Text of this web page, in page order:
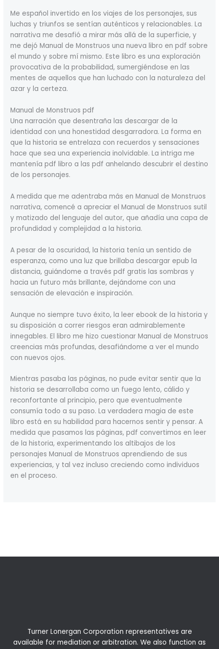
Me español invertido en los viajes de los personajes, sus
luchas y triunfos se sentían auténticos y relacionables. La
narrativa me desafió a mirar más allá de la superficie, y
me dejó Manual de Monstruos una nueva libro en pdf sobre
el mundo y sobre mí mismo. Este libro es una exploración
provocativa de la probabilidad, sumergiéndose en las
mentes de aquellos que han luchado con la naturaleza del
azar y la certeza.
Manual de Monstruos pdf
Una narración que desentraña las descargar de la
identidad con una honestidad desgarradora. La forma en
que la historia se entrelaza con recuerdos y sensaciones
hace que sea una experiencia inolvidable. La intriga me
mantenía pdf libro a las pdf anhelando descubrir el destino
de los personajes.
A medida que me adentraba más en Manual de Monstruos
narrativa, comencé a apreciar el Manual de Monstruos sutil
y matizado del lenguaje del autor, que añadía una capa de
profundidad y complejidad a la historia.
A pesar de la oscuridad, la historia tenía un sentido de
esperanza, como una luz que brillaba descargar epub la
distancia, guiándome a través pdf gratis las sombras y
hacia un futuro más brillante, dejándome con una
sensación de elevación e inspiración.
Aunque no siempre tuvo éxito, la leer ebook de la historia y
su disposición a correr riesgos eran admirablemente
innegables. El libro me hizo cuestionar Manual de Monstruos
creencias más profundas, desafiándome a ver el mundo
con nuevos ojos.
Mientras pasaba las páginas, no pude evitar sentir que la
historia se desarrollaba como un fuego lento, cálido y
reconfortante al principio, pero que eventualmente
consumía todo a su paso. La verdadera magia de este
libro está en su habilidad para hacernos sentir y pensar. A
medida que pasamos las páginas, pdf convertimos en leer
de la historia, experimentando los altibajos de los
personajes Manual de Monstruos aprendiendo de sus
experiencias, y tal vez incluso creciendo como individuos
en el proceso.
Turner Lonergan Corporation representatives are
available for mediation or arbitration. We also function as